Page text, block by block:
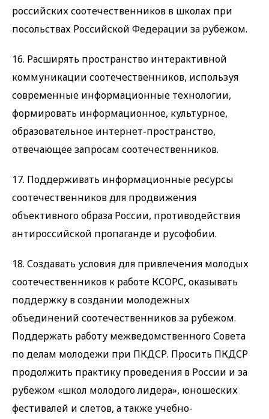
российских соотечественников в школах при
посольствах Российской Федерации за рубежом.
16. Расширять пространство интерактивной
коммуникации соотечественников, используя
современные информационные технологии,
формировать информационное, культурное,
образовательное интернет-пространство,
отвечающее запросам соотечественников.
17. Поддерживать информационные ресурсы
соотечественников для продвижения
объективного образа России, противодействия
антироссийской пропаганде и русофобии.
18. Создавать условия для привлечения молодых
соотечественников к работе КСОРС, оказывать
поддержку в создании молодежных
объединений соотечественников за рубежом.
Поддержать работу межведомственного Совета
по делам молодежи при ПКДСР. Просить ПКДСР
продолжить практику проведения в России и за
рубежом «школ молодого лидера», юношеских
фестивалей и слетов, а также учебно-